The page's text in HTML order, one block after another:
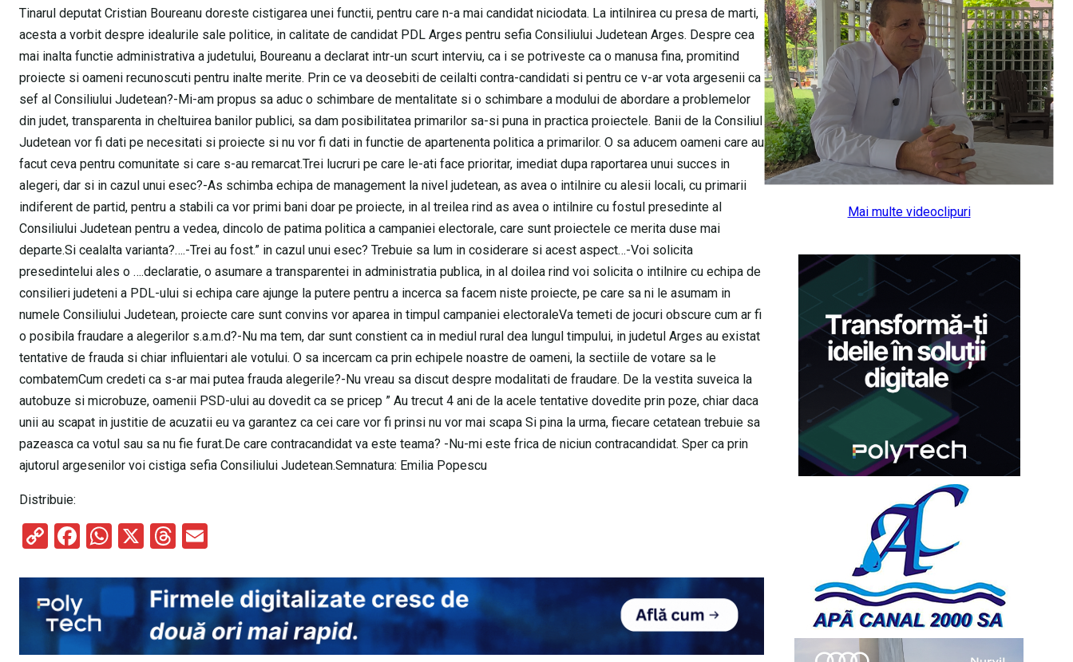
Tinarul deputat Cristian Boureanu doreste cistigarea unei functii, pentru care n-a mai candidat niciodata. La intilnirea cu presa de marti,
acesta a vorbit despre idealurile sale politice, in calitate de candidat PDL Arges pentru sefia Consiliului Judetean Arges. Despre cea
mai inalta functie administrativa a judetului, Boureanu a declarat intr-un scurt interviu, ca i se potriveste ca o manusa fina, promitind
proiecte si oameni recunoscuti pentru inalte merite. Prin ce va deosebiti de ceilalti contra-candidati si pentru ce v-ar vota argesenii ca
sef al Consiliului Judetean?-Mi-am propus sa aduc o schimbare de mentalitate si o schimbare a modului de abordare a problemelor
din judet, transparenta in cheltuirea banilor publici, sa dam posibilitatea primarilor sa-si puna in practica proiectele. Banii de la Consiliul
Judetean vor fi dati pe necesitati si proiecte si nu vor fi dati in functie de apartenenta politica a primarilor. O sa aducem oameni care au
facut ceva pentru comunitate si care s-au remarcat.Trei lucruri pe care le-ati face prioritar, imediat dupa raportarea unui succes in
alegeri, dar si in cazul unui esec?-As schimba echipa de management la nivel judetean, as avea o intilnire cu alesii locali, cu primarii
indiferent de partid, pentru a stabili ca vor primi bani doar pe proiecte, in al treilea rind as avea o intilnire cu fostul presedinte al
Consiliului Judetean pentru a vedea, dincolo de patima politica a campaniei electorale, care sunt proiectele ce merita duse mai
departe.Si cealalta varianta?….-Trei au fost.” in cazul unui esec? Trebuie sa lum in cosiderare si acest aspect…-Voi solicita
presedintelui ales o ….declaratie, o asumare a transparentei in administratia publica, in al doilea rind voi solicita o intilnire cu echipa de
consilieri judeteni a PDL-ului si echipa care ajunge la putere pentru a incerca sa facem niste proiecte, pe care sa ni le asumam in
numele Consiliului Judetean, proiecte care sunt convins vor aparea in timpul campaniei electoraleVa temeti de jocuri obscure cum ar fi
o posibila fraudare a alegerilor s.a.m.d?-Nu ma tem, dar sunt constient ca in mediul rural dea lungul timpului, in judetul Arges au existat
tentative de frauda si chiar influientari ale votului. O sa incercam ca prin echipele noastre de oameni, la sectiile de votare sa le
combatemCum credeti ca s-ar mai putea frauda alegerile?-Nu vreau sa discut despre modalitati de fraudare. De la vestita suveica la
autobuze si microbuze, oamenii PSD-ului au dovedit ca se pricep ” Au trecut 4 ani de la acele tentative dovedite prin poze, chiar daca
unii au scapat in justitie de acuzatii eu va garantez ca cei care vor fi prinsi nu vor mai scapa Si pina la urma, fiecare cetatean trebuie sa
pazeasca ca votul sau sa nu fie furat.De care contracandidat va este teama? -Nu-mi este frica de niciun contracandidat. Sper ca prin
ajutorul argesenilor voi cistiga sefia Consiliului Judetean.Semnatura: Emilia Popescu
Distribuie:
C
py
Li
n
F
ce
b
o
W
at
s
A
X
T
e
a
d
ail
Mai multe videoclipuri